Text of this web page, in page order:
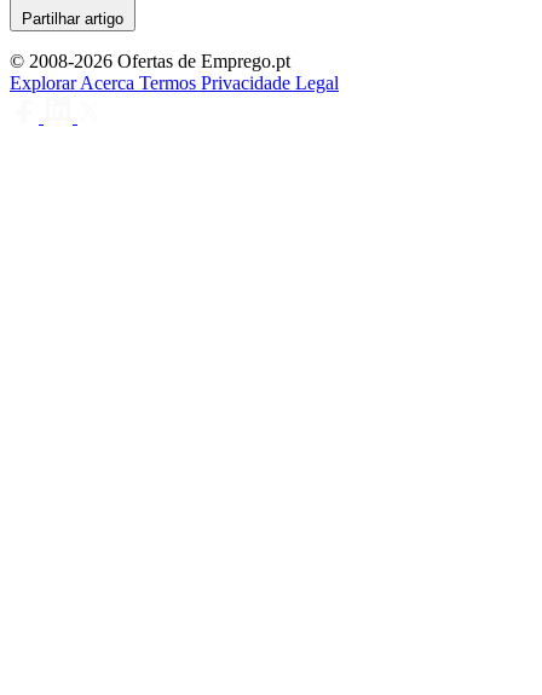
Partilhar artigo
© 2008-2026 Ofertas de Emprego.pt
ExplorarAcerca Termos Privacidade Legal